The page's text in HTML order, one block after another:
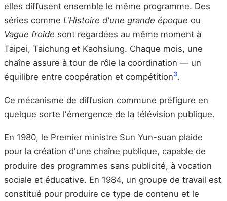
elles diffusent ensemble le même programme. Des
séries comme L'Histoire d'une grande époque ou
Vague froide sont regardées au même moment à
Taipei, Taichung et Kaohsiung. Chaque mois, une
chaîne assure à tour de rôle la coordination — un
équilibre entre coopération et compétition3.
Ce mécanisme de diffusion commune préfigure en
quelque sorte l'émergence de la télévision publique.
En 1980, le Premier ministre Sun Yun-suan plaide
pour la création d'une chaîne publique, capable de
produire des programmes sans publicité, à vocation
sociale et éducative. En 1984, un groupe de travail est
constitué pour produire ce type de contenu et le